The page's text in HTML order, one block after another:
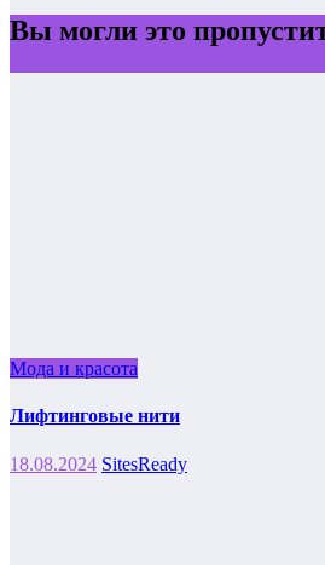
Вы могли это
Мода и красота
Лифтинговые нити
18.08.2024 SitesReady